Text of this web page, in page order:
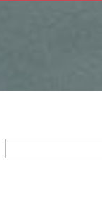
Zoeken